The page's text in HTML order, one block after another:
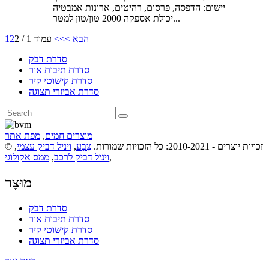
יישום: הדפסה, פרסום, רהיטים, ארונות אמבטיה
יכולת אספקה ​​2000 טון/טון למטר...
1 2 הבא >>> עמוד 1 / 2
סדרת דבק
סדרת תיבות אור
סדרת קישוטי קיר
סדרת אביזרי תצוגה
מוצרים חמים, מפת אתר
© זכויות יוצרים - 2010-2021: כל הזכויות שמורות.
צֶבַע, ויניל דביק עצמי,
ויניל דביק לרכב, ממס אקולוגי ,
מוּצָר
סדרת דבק
סדרת תיבות אור
סדרת קישוטי קיר
סדרת אביזרי תצוגה